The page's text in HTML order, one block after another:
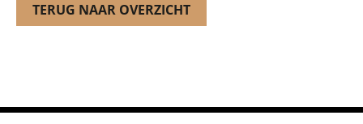
TERUG NAAR OVERZICHT